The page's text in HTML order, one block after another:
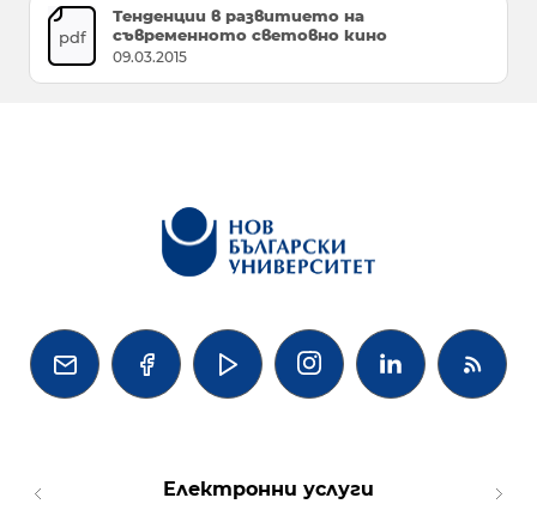
pdf
Тенденции в развитието на
съвременното световно кино
09.03.2015
   
Електронни услуги